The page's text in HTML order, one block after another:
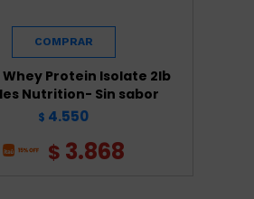
Whey Protein Isolate 2lb
Nutrition- Sin sabor
$ 4.550
$ 3.868